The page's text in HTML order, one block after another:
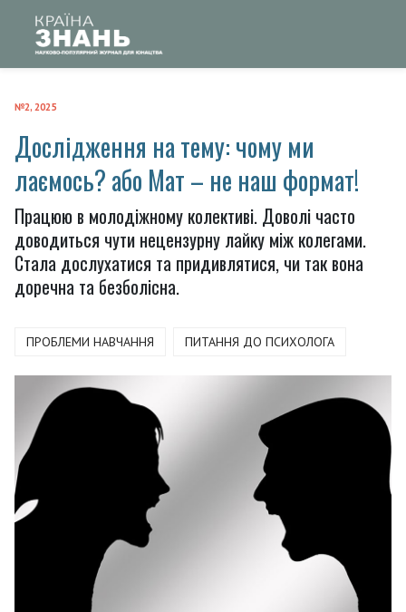
№2, 2025
Дослідження на тему: чому ми
лаємось? або Мат – не наш формат!
Працюю в молодіжному колективі. Доволі часто
доводиться чути нецензурну лайку між колегами.
Стала дослухатися та придивлятися, чи так вона
доречна та безболісна.
ПРОБЛЕМИ НАВЧАННЯ ПИТАННЯ ДО ПСИХОЛОГА